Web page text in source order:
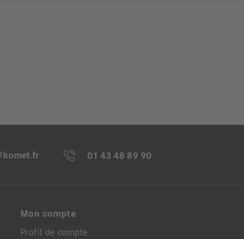
01 43 48 89 90
Mon compte
Profil de compte